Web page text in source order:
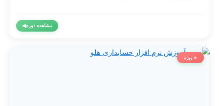
مشاهده دوره◀
⭐ ویژه